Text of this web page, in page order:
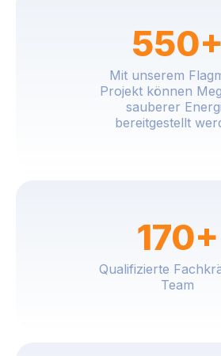
550+
Mit unserem
Projekt können
sauberer
bereitgestellt
170+
Qualifizierte
Team